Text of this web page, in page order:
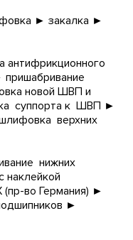
► закалка ►
антифрикционного
новой ШВП и
суппорта к ШВП ►
верхних
нижних
(пр-во Германия) ►
►